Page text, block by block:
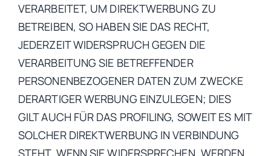
VERARBEITET, UM DIREKTWERBUNG ZU
BETREIBEN, SO HABEN SIE DAS RECHT,
JEDERZEIT WIDERSPRUCH GEGEN DIE
VERARBEITUNG SIE BETREFFENDER
PERSONENBEZOGENER DATEN ZUM ZWECKE
DERARTIGER WERBUNG EINZULEGEN; DIES
GILT AUCH FÜR DAS PROFILING, SOWEIT ES MIT
SOLCHER DIREKTWERBUNG IN VERBINDUNG
STEHT. WENN SIE WIDERSPRECHEN, WERDEN